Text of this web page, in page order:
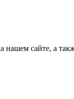
сайте, а